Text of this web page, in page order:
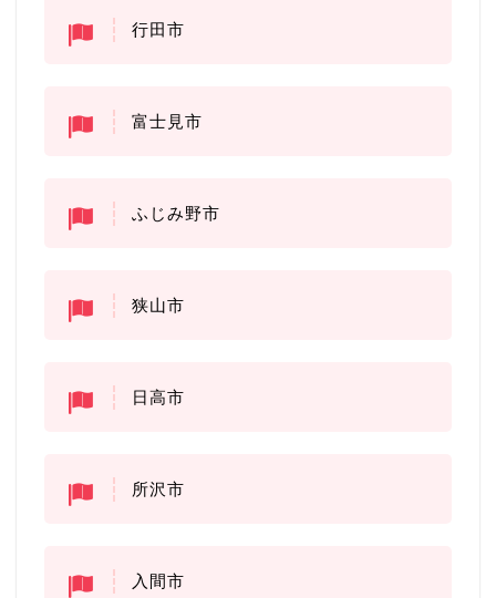
行田市
富士見市
ふじみ野市
狭山市
日高市
所沢市
入間市